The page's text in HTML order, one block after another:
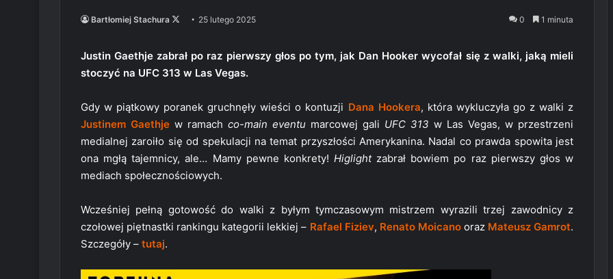
Bartłomiej Stachura
Follow
X
25 lutego 2025 0 1 minuta
Justin Gaethje zabrał po raz pierwszy głos po tym, jak Dan Hooker wycofał się z walki, jaką mieli
stoczyć na UFC 313 w Las Vegas.
Gdy w piątkowy poranek gruchnęły wieści o kontuzji Dana Hookera, która wykluczyła go z walki z
Justinem Gaethje w ramach co-main eventu marcowej gali UFC 313 w Las Vegas, w przestrzeni
medialnej zaroiło się od spekulacji na temat przyszłości Amerykanina. Nadal co prawda spowita jest
ona mgłą tajemnicy, ale… Mamy pewne konkrety! Higlightzabrał bowiem po raz pierwszy głos w
mediach społecznościowych.
Wcześniej pełną gotowość do walki z byłym tymczasowym mistrzem wyrazili trzej zawodnicy z
czołowej piętnastki rankingu kategorii lekkiej – Rafael Fiziev, Renato Moicanooraz Mateusz Gamrot.
Szczegóły – tutaj.